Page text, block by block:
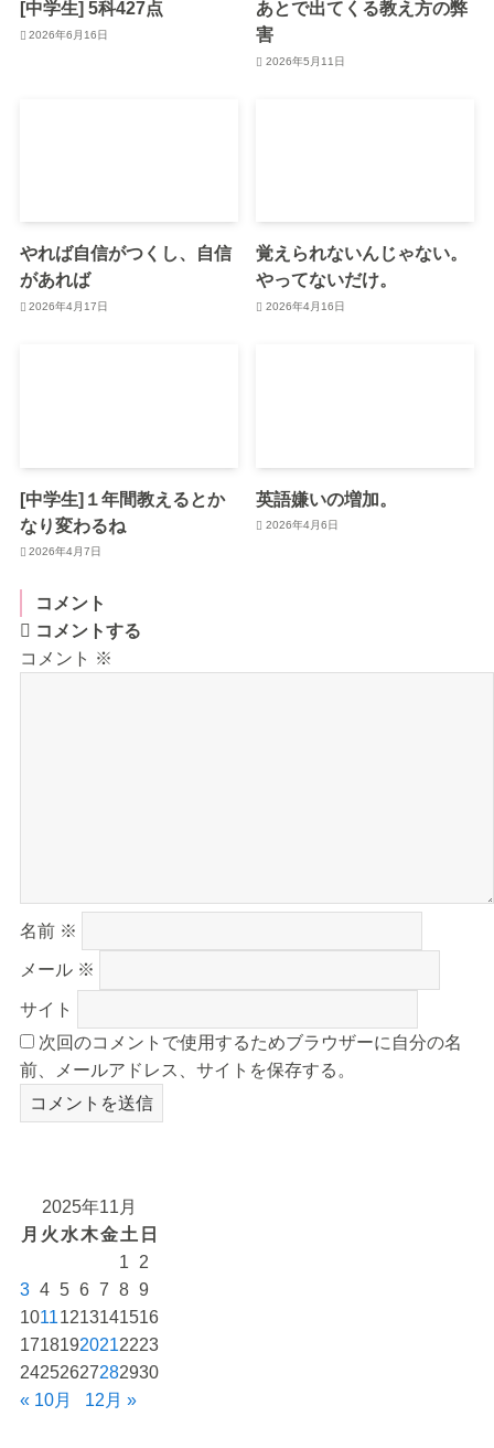
[中学生] 5科427点
2026年6月16日
あとで出てくる教え方の弊
害
2026年5月11日
やれば自信がつくし、自信
があれば
2026年4月17日
覚えられないんじゃない。
やってないだけ。
2026年4月16日
[中学生]１年間教えるとか
なり変わるね
2026年4月7日
英語嫌いの増加。
2026年4月6日
コメント
コメントする
コメント ※
名前 ※
メール ※
サイト
次回のコメントで使用するためブラウザーに自分の名
前、メールアドレス、サイトを保存する。
2025年11月
月 火 水木金土 日
1
2
3 4 5 6 7 8 9
10111213141516
17181920212223
24252627282930
« 10月
12月 »